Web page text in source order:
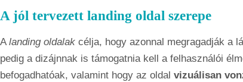
A jól tervezett landing oldal szerepe
A landing oldalak célja, hogy azonnal megragadják a
pedig a dizájnnak is támogatnia kell a felhasználói
befogadhatóak, valamint hogy az oldal vizuálisan